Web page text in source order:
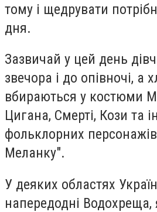
тому і щедрувати
дня.
Зазвичай у цей день
звечора і до опівночі, а
вбираються у костюми
Цигана, Смерті, Кози та
фольклорних
Меланку".
У деяких областях
напередодні Водохреща,